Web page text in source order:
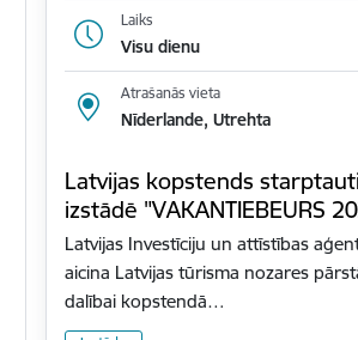
Laiks
Visu dienu
Atrašanās vieta
Nīderlande, Utrehta
Latvijas kopstends
izstādē "VAKANTIEBEURS
Latvijas Investīciju un attīstības
aicina Latvijas tūrisma nozares
dalībai kopstendā…